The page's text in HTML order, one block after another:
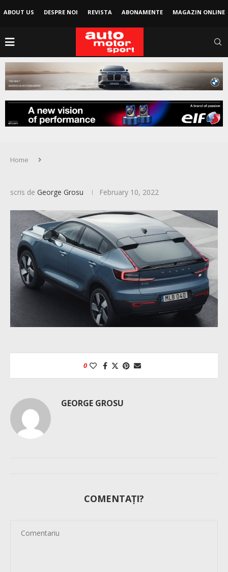
ABOUT US DESPRE NOI REVISTA ABONAMENTE MAGAZIN ONLINE
Home
scris de George Grosu February 10, 2022
0
GEORGE GROSU
COMENTAȚI?